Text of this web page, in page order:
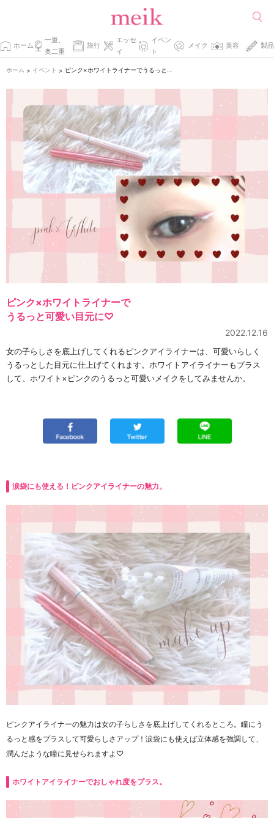
ホーム
一重、
奥二重
旅行
エッセ
イ
イベン
ト
メイク 美容 製品
ホーム > イベント > ピンク×ホワイトライナーでうるっと可愛い目元に♡
ピンク×ホワイトライナーで
うるっと可愛い目元に♡
2022.12.16
女の子らしさを底上げしてくれるピンクアイライナーは、可愛いらしく
うるっとした目元に仕上げてくれます。ホワイトアイライナーもプラス
して、ホワイト×ピンクのうるっと可愛いメイクをしてみませんか。
涙袋にも使える！ピンクアイライナーの魅力。
ピンクアイライナーの魅力は女の子らしさを底上げしてくれるところ。瞳にう
るっと感をプラスして可愛らしさアップ！涙袋にも使えば立体感を強調して、
潤んだような瞳に見せられますよ♡
ホワイトアイライナーでおしゃれ度をプラス。